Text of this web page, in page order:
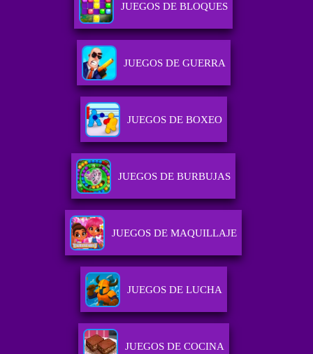
JUEGOS DE BLOQUES
JUEGOS DE GUERRA
JUEGOS DE BOXEO
JUEGOS DE BURBUJAS
JUEGOS DE MAQUILLAJE
JUEGOS DE LUCHA
JUEGOS DE COCINA